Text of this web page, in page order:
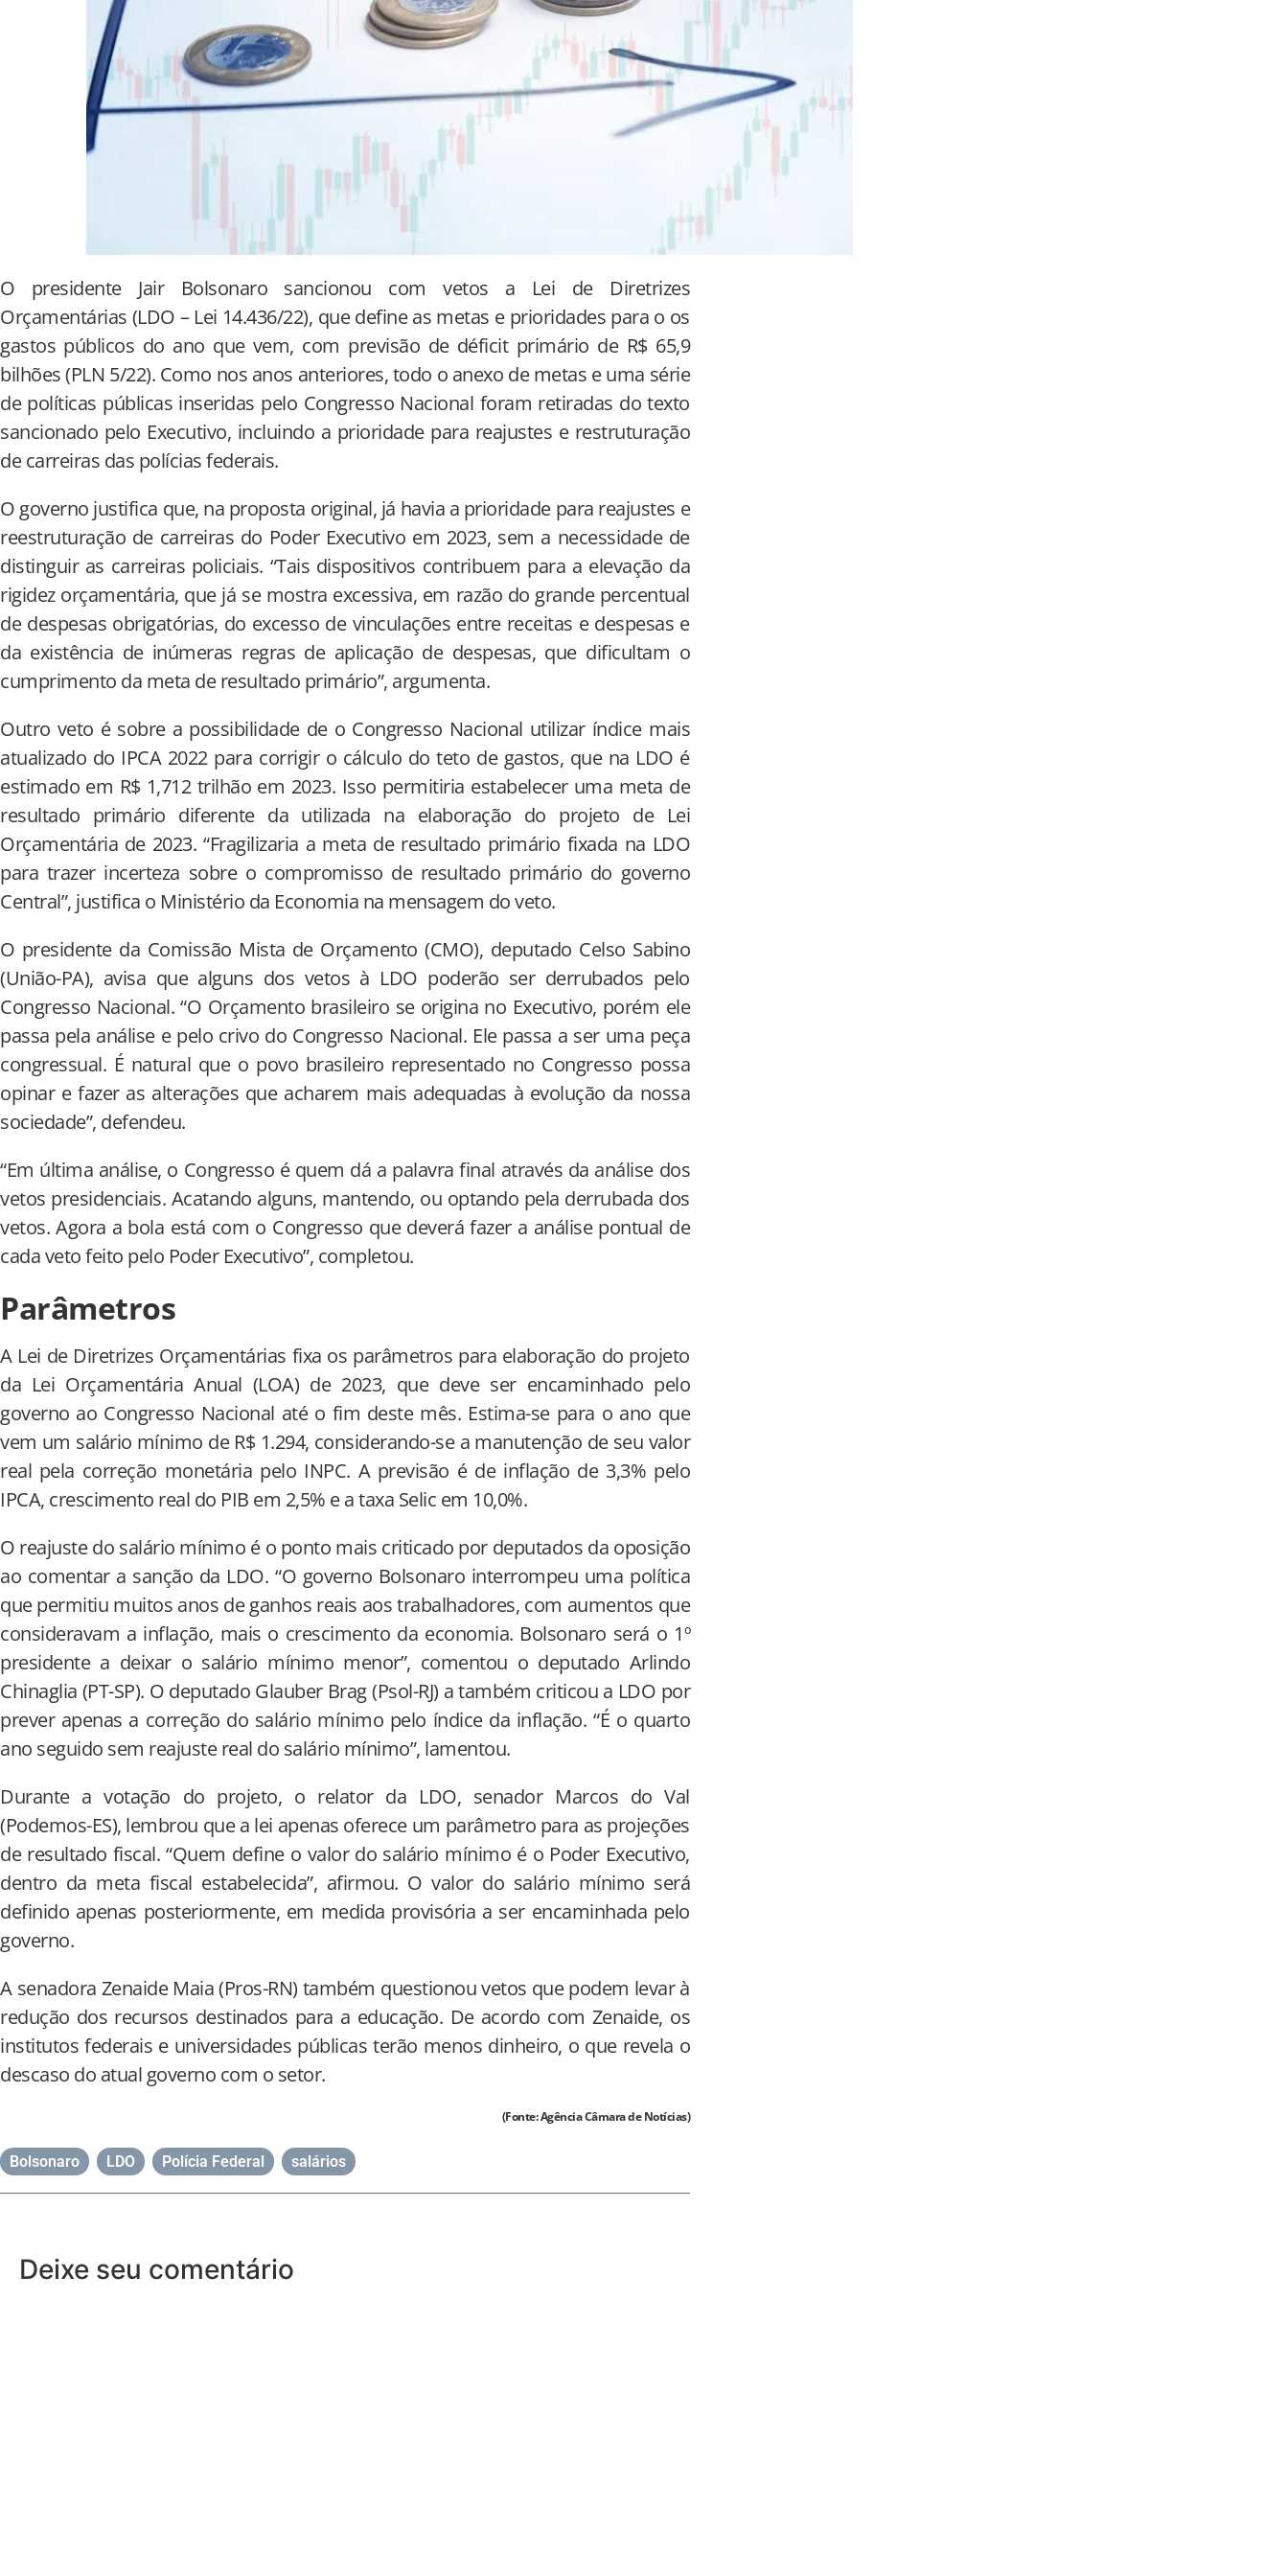
O presidente Jair Bolsonaro sancionou com vetos a Lei de Diretrizes
Orçamentárias (LDO – Lei 14.436/22), que define as metas e prioridades para o os
gastos públicos do ano que vem, com previsão de déficit primário de R$ 65,9
bilhões (PLN 5/22). Como nos anos anteriores, todo o anexo de metas e uma série
de políticas públicas inseridas pelo Congresso Nacional foram retiradas do texto
sancionado pelo Executivo, incluindo a prioridade para reajustes e restruturação
de carreiras das polícias federais.
O governo justifica que, na proposta original, já havia a prioridade para reajustes e
reestruturação de carreiras do Poder Executivo em 2023, sem a necessidade de
distinguir as carreiras policiais. “Tais dispositivos contribuem para a elevação da
rigidez orçamentária, que já se mostra excessiva, em razão do grande percentual
de despesas obrigatórias, do excesso de vinculações entre receitas e despesas e
da existência de inúmeras regras de aplicação de despesas, que dificultam o
cumprimento da meta de resultado primário”, argumenta.
Outro veto é sobre a possibilidade de o Congresso Nacional utilizar índice mais
atualizado do IPCA 2022 para corrigir o cálculo do teto de gastos, que na LDO é
estimado em R$ 1,712 trilhão em 2023. Isso permitiria estabelecer uma meta de
resultado primário diferente da utilizada na elaboração do projeto de Lei
Orçamentária de 2023. “Fragilizaria a meta de resultado primário fixada na LDO
para trazer incerteza sobre o compromisso de resultado primário do governo
Central”, justifica o Ministério da Economia na mensagem do veto.
O presidente da Comissão Mista de Orçamento (CMO), deputado Celso Sabino
(União-PA), avisa que alguns dos vetos à LDO poderão ser derrubados pelo
Congresso Nacional. “O Orçamento brasileiro se origina no Executivo, porém ele
passa pela análise e pelo crivo do Congresso Nacional. Ele passa a ser uma peça
congressual. É natural que o povo brasileiro representado no Congresso possa
opinar e fazer as alterações que acharem mais adequadas à evolução da nossa
sociedade”, defendeu.
“Em última análise, o Congresso é quem dá a palavra final através da análise dos
vetos presidenciais. Acatando alguns, mantendo, ou optando pela derrubada dos
vetos. Agora a bola está com o Congresso que deverá fazer a análise pontual de
cada veto feito pelo Poder Executivo”, completou.
Parâmetros
A Lei de Diretrizes Orçamentárias fixa os parâmetros para elaboração do projeto
da Lei Orçamentária Anual (LOA) de 2023, que deve ser encaminhado pelo
governo ao Congresso Nacional até o fim deste mês. Estima-se para o ano que
vem um salário mínimo de R$ 1.294, considerando-se a manutenção de seu valor
real pela correção monetária pelo INPC. A previsão é de inflação de 3,3% pelo
IPCA, crescimento real do PIB em 2,5% e a taxa Selic em 10,0%.
O reajuste do salário mínimo é o ponto mais criticado por deputados da oposição
ao comentar a sanção da LDO. “O governo Bolsonaro interrompeu uma política
que permitiu muitos anos de ganhos reais aos trabalhadores, com aumentos que
consideravam a inflação, mais o crescimento da economia. Bolsonaro será o 1º
presidente a deixar o salário mínimo menor”, comentou o deputado Arlindo
Chinaglia (PT-SP). O deputado Glauber Brag (Psol-RJ) a também criticou a LDO por
prever apenas a correção do salário mínimo pelo índice da inflação. “É o quarto
ano seguido sem reajuste real do salário mínimo”, lamentou.
Durante a votação do projeto, o relator da LDO, senador Marcos do Val
(Podemos-ES), lembrou que a lei apenas oferece um parâmetro para as projeções
de resultado fiscal. “Quem define o valor do salário mínimo é o Poder Executivo,
dentro da meta fiscal estabelecida”, afirmou. O valor do salário mínimo será
definido apenas posteriormente, em medida provisória a ser encaminhada pelo
governo.
A senadora Zenaide Maia (Pros-RN) também questionou vetos que podem levar à
redução dos recursos destinados para a educação. De acordo com Zenaide, os
institutos federais e universidades públicas terão menos dinheiro, o que revela o
descaso do atual governo com o setor.
(Fonte: Agência Câmara de Notícias)
Bolsonaro LDO Polícia Federal salários
Deixe seu comentário